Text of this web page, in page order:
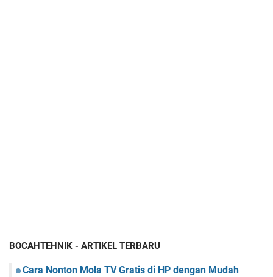
BOCAHTEHNIK - ARTIKEL TERBARU
Cara Nonton Mola TV Gratis di HP dengan Mudah